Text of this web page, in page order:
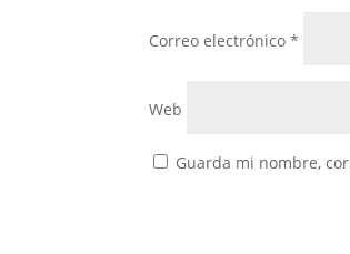
Correo electrónico*
Web
Guarda mi nombre,